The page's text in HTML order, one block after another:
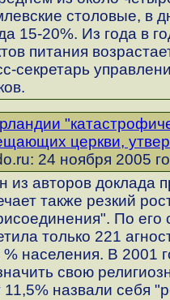
столовые, в
15-20%. Из года в
питания
секретарь
церкви,
24 ноября 2005
из авторов доклада
также резкий
По его
только 221
% населения. В 2001
свою
11,5% назвали себя